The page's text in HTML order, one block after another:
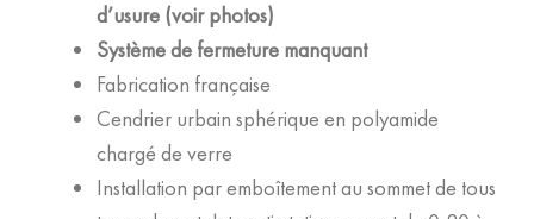
d’usure (voir photos)
Système de fermeture manquant
Fabrication française
Cendrier urbain sphérique en polyamide
chargé de verre
Installation par emboîtement au sommet de tous